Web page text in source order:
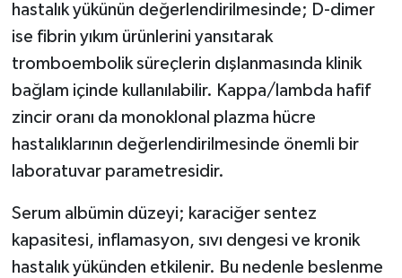
hastalık yükünün değerlendirilmesinde; D-dimer
ise fibrin yıkım ürünlerini yansıtarak
tromboembolik süreçlerin dışlanmasında klinik
bağlam içinde kullanılabilir. Kappa/lambda hafif
zincir oranı da monoklonal plazma hücre
hastalıklarının değerlendirilmesinde önemli bir
laboratuvar parametresidir.
Serum albümin düzeyi; karaciğer sentez
kapasitesi, inflamasyon, sıvı dengesi ve kronik
hastalık yükünden etkilenir. Bu nedenle beslenme